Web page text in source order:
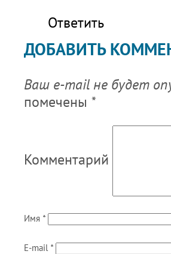
Ответить
ДОБАВИТЬ
Ваш e-mail не будет
помечены *
Комментарий
Имя *
E-mail *